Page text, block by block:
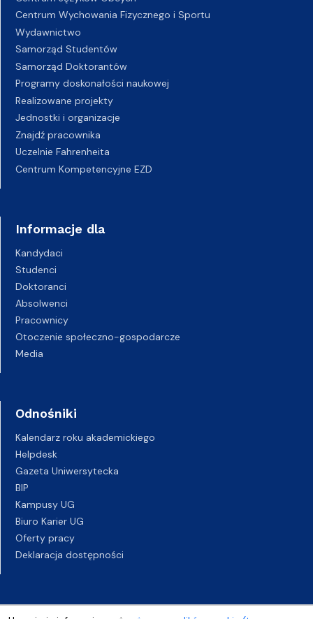
Centrum Wychowania Fizycznego i Sportu
Wydawnictwo
Samorząd Studentów
Samorząd Doktorantów
Programy doskonałości naukowej
Realizowane projekty
Jednostki i organizacje
Znajdź pracownika
Uczelnie Fahrenheita
Centrum Kompetencyjne EZD
Informacje dla
Kandydaci
Studenci
Doktoranci
Absolwenci
Pracownicy
Otoczenie społeczno-gospodarcze
Media
Odnośniki
Kalendarz roku akademickiego
Helpdesk
Gazeta Uniwersytecka
BIP
Kampusy UG
Biuro Karier UG
Oferty pracy
Deklaracja dostępności